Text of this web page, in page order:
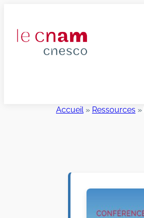
contenu
Accueil» Ressources »